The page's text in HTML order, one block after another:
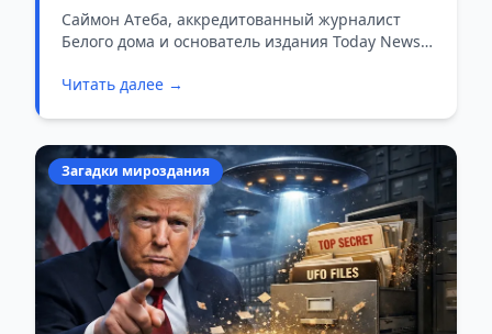
промежуточных выборов в США.
Причина — война с Ираном, из
которой у президента нет выхода
Саймон Атеба, аккредитованный журналист
Белого дома и основатель издания Today News
Трамп увяз в бесконечной войне с Ираном, а
Читать далее →
Загадки мироздания